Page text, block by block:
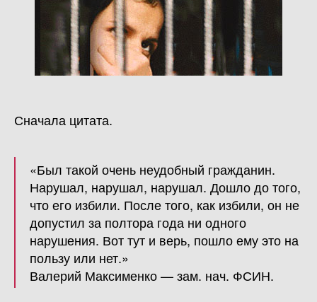
Сначала цитата.
«Был такой очень неудобный гражданин.
Нарушал, нарушал, нарушал. Дошло до того,
что его избили. После того, как избили, он не
допустил за полтора года ни одного
нарушения. Вот тут и верь, пошло ему это на
пользу или нет.»
Валерий Максименко — зам. нач. ФСИН.